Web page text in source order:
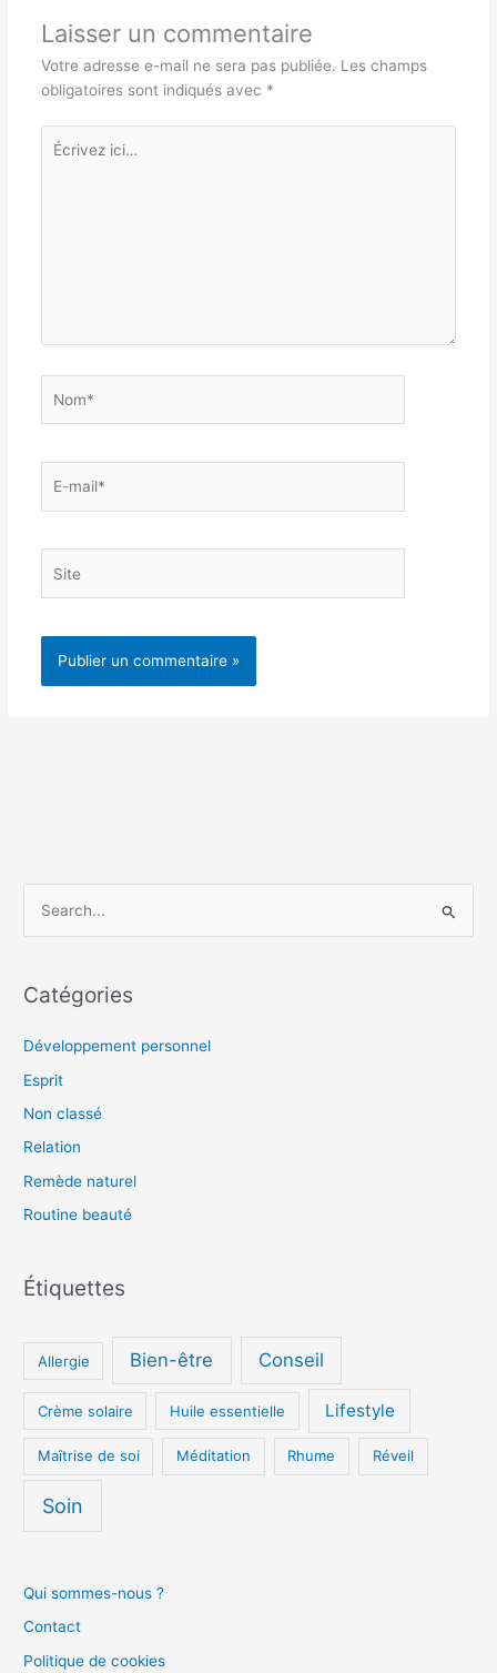
Laisser un commentaire
Votre adresse e-mail ne sera pas publiée. Les champs
obligatoires sont indiqués avec *
Écrivez
ici…
mail*
h
h
e
r
Catégories
Développement personnel
Esprit
Non classé
Relation
Remède naturel
Routine beauté
Étiquettes
Allergie Bien-être Conseil
Crème solaire Huile essentielle Lifestyle
Maîtrise de soi Méditation Rhume Réveil
Soin
Qui sommes-nous ?
Contact
Politique de cookies